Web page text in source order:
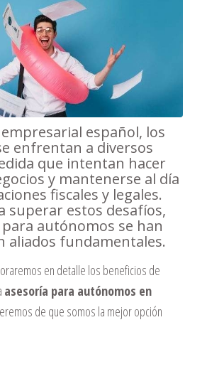
español, los
enfrentan a diversos
que intentan hacer
y mantenerse al día
fiscales y legales.
superar estos desafíos,
para autónomos se han
aliados fundamentales.
en detalle los beneficios de
asesoría para autónomos en
de que somos la mejor opción